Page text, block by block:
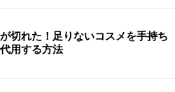
切れた！足りないコスメを手持ち
用する方法